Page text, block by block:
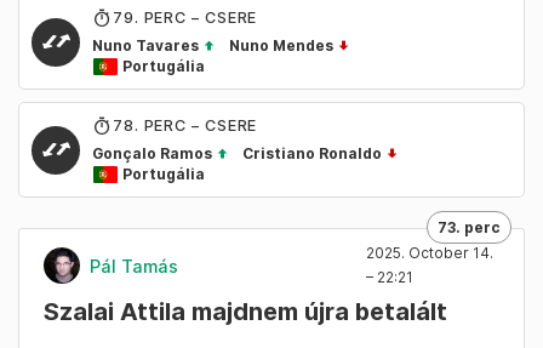
79. PERC – CSERE
Nuno Tavares
Nuno Mendes
Portugália
78. PERC – CSERE
Gonçalo Ramos
Cristiano Ronaldo
Portugália
73. perc
Pál Tamás
2025. October 14.
– 22:21
Szalai Attila majdnem újra betalált